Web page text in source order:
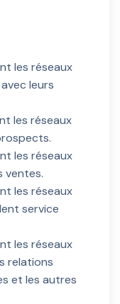
les réseaux
leurs
les réseaux
les réseaux
ventes.
les réseaux
service
les réseaux
relations
et les autres